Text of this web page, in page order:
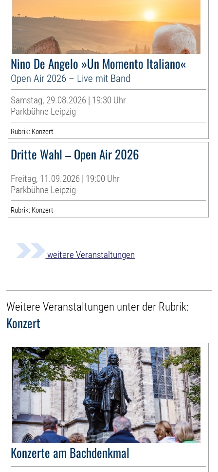
Nino De Angelo »Un Momento Italiano«
Open Air 2026 – Live mit Band
Samstag, 29.08.2026 | 19:30 Uhr
Parkbühne Leipzig
Rubrik: Konzert
Dritte Wahl – Open Air 2026
Freitag, 11.09.2026 | 19:00 Uhr
Parkbühne Leipzig
Rubrik: Konzert
weitere Veranstaltungen
Weitere Veranstaltungen unter der Rubrik:
Konzert
Konzerte am Bachdenkmal